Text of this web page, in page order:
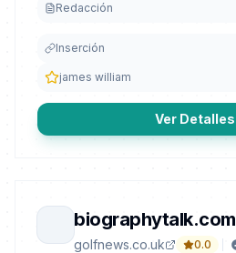
Redacción
Inserción
james william
Ver Detalles
biographytalk.com
golfnews.co.uk 0.0